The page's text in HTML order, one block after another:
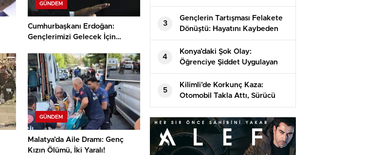
GÜNDEM
Cumhurbaşkanı Erdoğan:
Gençlerimizi Gelecek İçin
GÜNDEM
Malatya’da Aile Dramı: Genç
Kızın Ölümü, İki Yaralı!
Etti!
3
Gençlerin Tartışması Felakete
Dönüştü: Hayatını Kaybeden
Alperen’in Dramı
4
Konya’daki Şok Olay:
Öğrenciye Şiddet Uygulayan
Görevli Tutuklandı!
5
Kilimli’de Korkunç Kaza:
Otomobil Takla Attı, Sürücü
Ağır Yaralı